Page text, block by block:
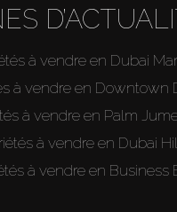
à vendre en Dubai
à vendre en Downtown
à vendre en Palm
à vendre en Dubai
à vendre en Business